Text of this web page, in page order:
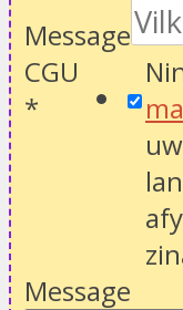
Message
CGU
*
Message